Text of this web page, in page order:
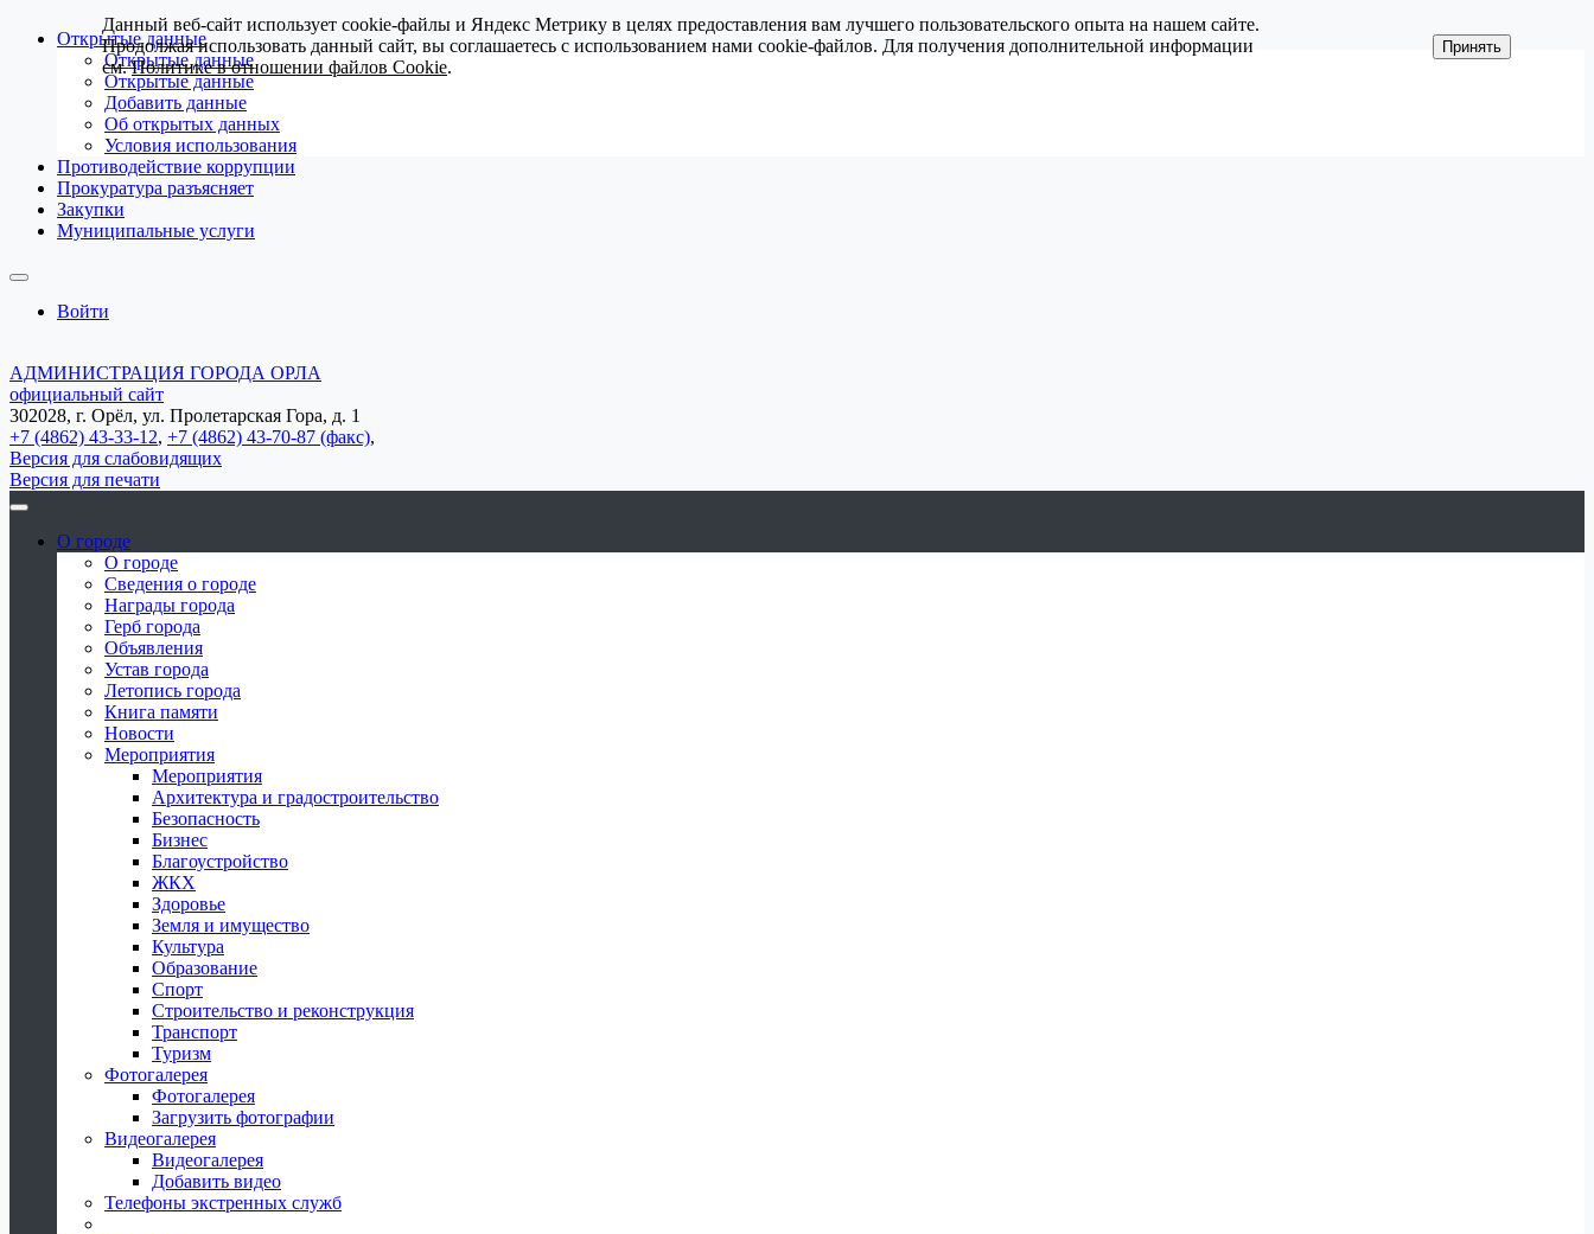
Открытые данные
Открытые данные
Открытые данные
Добавить данные
Об открытых данных
Условия использования
Противодействие коррупции
Прокуратура разъясняет
Закупки
Муниципальные услуги
Войти
АДМИНИСТРАЦИЯ ГОРОДА ОРЛА
официальный сайт
302028, г. Орёл, ул. Пролетарская Гора, д. 1
+7 (4862) 43-33-12, +7 (4862) 43-70-87 (факс),
Версия для слабовидящих
Версия для печати
О городе
О городе
Сведения о городе
Награды города
Герб города
Объявления
Устав города
Летопись города
Книга памяти
Новости
Мероприятия
Мероприятия
Архитектура и градостроительство
Безопасность
Бизнес
Благоустройство
ЖКХ
Здоровье
Земля и имущество
Культура
Образование
Спорт
Строительство и реконструкция
Транспорт
Туризм
Фотогалерея
Фотогалерея
Загрузить фотографии
Видеогалерея
Видеогалерея
Добавить видео
Телефоны экстренных служб
Данный веб-сайт использует cookie-файлы и Яндекс Метрику в целях предоставления вам лучшего пользовательского опыта на нашем сайте.
Продолжая использовать данный сайт, вы соглашаетесь с использованием нами cookie-файлов. Для получения дополнительной информации
см.Политике в отношении файлов Cookie.
Принять